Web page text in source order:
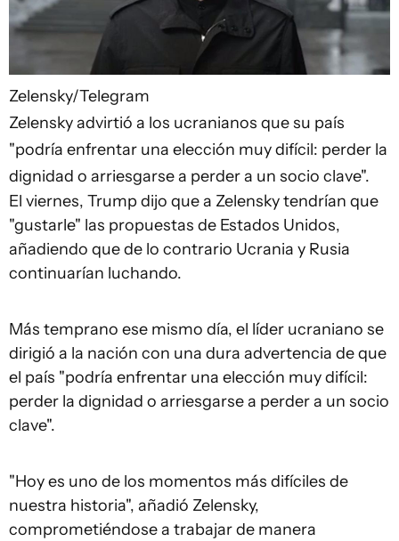
Zelensky/Telegram
Zelensky advirtió a los ucranianos que su país
"podría enfrentar una elección muy difícil: perder la
dignidad o arriesgarse a perder a un socio clave".
El viernes, Trump dijo que a Zelensky tendrían que
"gustarle" las propuestas de Estados Unidos,
añadiendo que de lo contrario Ucrania y Rusia
continuarían luchando.
Más temprano ese mismo día, el líder ucraniano se
dirigió a la nación con una dura advertencia de que
el país "podría enfrentar una elección muy difícil:
perder la dignidad o arriesgarse a perder a un socio
clave".
"Hoy es uno de los momentos más difíciles de
nuestra historia", añadió Zelensky,
comprometiéndose a trabajar de manera